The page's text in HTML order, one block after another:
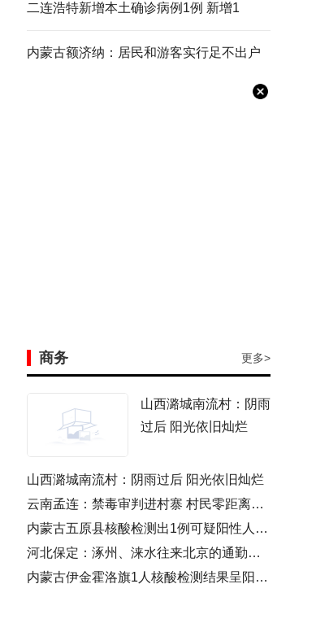
二连浩特新增本土确诊病例1例 新增1
内蒙古额济纳：居民和游客实行足不出户
商务 更多>
山西潞城南流村：阴雨
过后 阳光依旧灿烂
山西潞城南流村：阴雨过后 阳光依旧灿烂
云南孟连：禁毒审判进村寨 村民零距离看庭审
内蒙古五原县核酸检测出1例可疑阳性人员 经复核呈阳性
河北保定：涿州、涞水往来北京的通勤人员需持单位证明
内蒙古伊金霍洛旗1人核酸检测结果呈阳性 为运煤司机